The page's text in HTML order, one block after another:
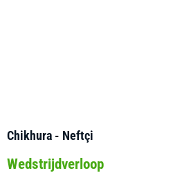
Chikhura - Neftçi
Wedstrijdverloop